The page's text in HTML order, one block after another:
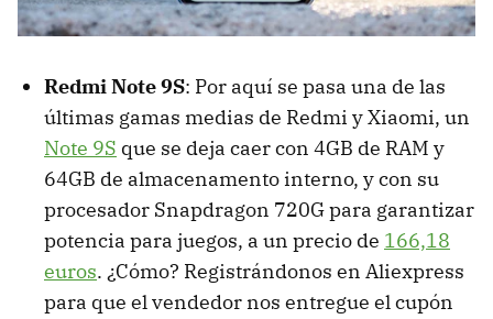
Redmi Note 9S: Por aquí se pasa una de las
últimas gamas medias de Redmi y Xiaomi, un
Note 9S que se deja caer con 4GB de RAM y
64GB de almacenamento interno, y con su
procesador Snapdragon 720G para garantizar
potencia para juegos, a un precio de 166,18
euros. ¿Cómo? Registrándonos en Aliexpress
para que el vendedor nos entregue el cupón